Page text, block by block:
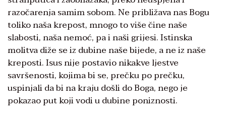
razočarenja samim sobom. Ne približava nas Bogu
toliko naša krepost, mnogo to više čine naše
slabosti, naša nemoć, pa i naši grijesi. Istinska
molitva diže se iz dubine naše bijede, a ne iz naše
kreposti. Isus nije postavio nikakve ljestve
savršenosti, kojima bi se, prečku po prečku,
uspinjali da bi na kraju došli do Boga, nego je
pokazao put koji vodi u dubine poniznosti.